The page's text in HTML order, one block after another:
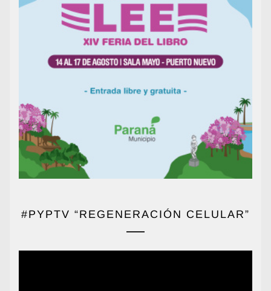
#PYPTV “REGENERACIÓN CELULAR”